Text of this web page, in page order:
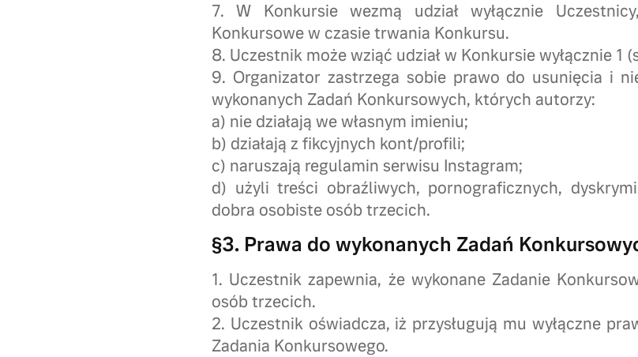
7. W Konkursie wezmą udział wyłącznie
Konkursowe w czasie trwania Konkursu.
8. Uczestnik może wziąć udział w Konkursie wyłącznie 1
9. Organizator zastrzega sobie prawo do usunięcia i
wykonanych Zadań Konkursowych, których autorzy:
a) nie działają we własnym imieniu;
b) działają z fikcyjnych kont/profili;
c) naruszają regulamin serwisu Instagram;
d) użyli treści obraźliwych, pornograficznych,
dobra osobiste osób trzecich.
§3. Prawa do wykonanych Zadań
1. Uczestnik zapewnia, że wykonane Zadanie
osób trzecich.
2. Uczestnik oświadcza, iż przysługują mu wyłączne
Zadania Konkursowego.